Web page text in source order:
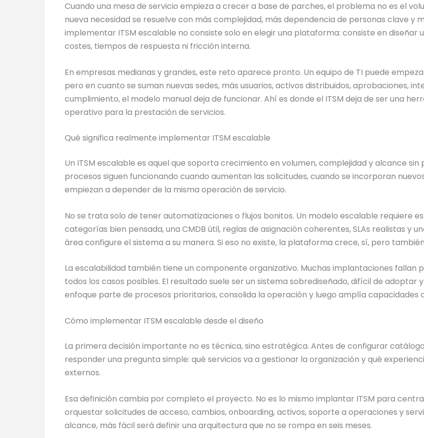
Cuando una mesa de servicio empieza a crecer a base de parches, el problema no es el
nueva necesidad se resuelve con más complejidad, más dependencia de personas clave y
implementar ITSM escalable no consiste solo en elegir una plataforma: consiste en
costes, tiempos de respuesta ni fricción interna.
En empresas medianas y grandes, este reto aparece pronto. Un equipo de TI puede
pero en cuanto se suman nuevas sedes, más usuarios, activos distribuidos, aprobaciones,
cumplimiento, el modelo manual deja de funcionar. Ahí es donde el ITSM deja de ser una
operativo para la prestación de servicios.
Qué significa realmente implementar ITSM escalable
Un ITSM escalable es aquel que soporta crecimiento en volumen, complejidad y alcance sin
procesos siguen funcionando cuando aumentan las solicitudes, cuando se incorporan
empiezan a depender de la misma operación de servicio.
No se trata solo de tener automatizaciones o flujos bonitos. Un modelo escalable requiere
categorías bien pensada, una CMDB útil, reglas de asignación coherentes, SLAs realistas y
área configure el sistema a su manera. Si eso no existe, la plataforma crece, sí, pero
La escalabilidad también tiene un componente organizativo. Muchas implantaciones fallan
todos los casos posibles. El resultado suele ser un sistema sobrediseñado, difícil de adoptar
enfoque parte de procesos prioritarios, consolida la operación y luego amplía capacidades
Cómo implementar ITSM escalable desde el diseño
La primera decisión importante no es técnica, sino estratégica. Antes de configurar
responder una pregunta simple: qué servicios va a gestionar la organización y qué
externos.
Esa definición cambia por completo el proyecto. No es lo mismo implantar ITSM para
orquestar solicitudes de acceso, cambios, onboarding, activos, soporte a operaciones y
alcance, más fácil será definir una arquitectura que no se rompa en seis meses.